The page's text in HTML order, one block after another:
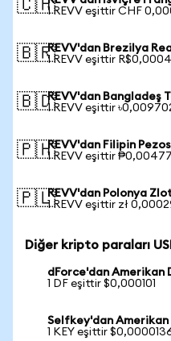
🇨🇭1 REVV eşittir CHF
🇧🇷REVV'dan Brezilya
1 REVV eşittir
🇧🇩REVV'dan Bangladeş
1 REVV eşittir
🇵🇭REVV'dan Filipin
1 REVV eşittir
🇵🇱REVV'dan Polonya
1 REVV eşittir zł
Diğer kripto paraları
dForce'dan Amerikan
1 DF eşittir $0,000101
Selfkey'dan Amerikan
1 KEY eşittir